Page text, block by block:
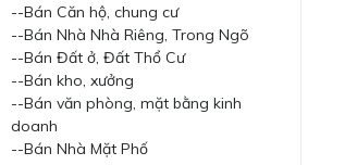
--Bán Căn hộ, chung cư
--Bán Nhà Nhà Riêng, Trong Ngõ
--Bán Đất ở, Đất Thổ Cư
--Bán kho, xưởng
--Bán văn phòng, mặt bằng kinh
doanh
--Bán Nhà Mặt Phố